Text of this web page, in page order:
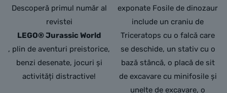
Descoperă primul număr al
revistei
LEGO® Jurassic World
, plin de aventuri preistorice,
benzi desenate, jocuri și
activități distractive!
exponate Fosile de dinozaur
include un craniu de
Triceratops cu o falcă care
se deschide, un stativ cu o
bază stâncă, o placă de sit
de excavare cu minifosile și
unelte de excavare, o